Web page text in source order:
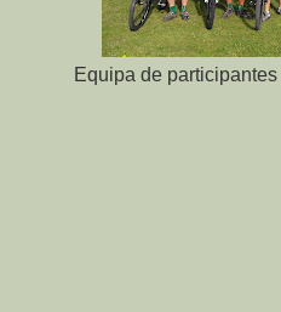
Equipa de participantes